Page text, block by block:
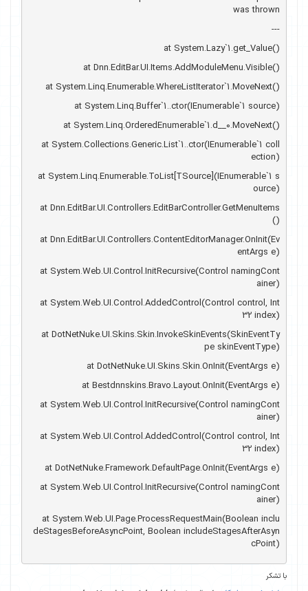
was thrown
   at System.Lazy`1.get_Value()
   at Dnn.EditBar.UI.Items.AddModuleMenu.Visible()
   at System.Linq.Enumerable.WhereListIterator`1.MoveNext()
   at System.Linq.Buffer`1..ctor(IEnumerable`1 source)
   at System.Linq.OrderedEnumerable`1.d__0.MoveNext()
   at System.Collections.Generic.List`1..ctor(IEnumerable`1 coll
ection)
   at System.Linq.Enumerable.ToList[TSource](IEnumerable`1 s
ource)
   at Dnn.EditBar.UI.Controllers.EditBarController.GetMenuItems
   at Dnn.EditBar.UI.Controllers.ContentEditorManager.OnInit(Ev
entArgs e)
   at System.Web.UI.Control.InitRecursive(Control namingCont
ainer)
   at System.Web.UI.Control.AddedControl(Control control, Int
32 index)
   at DotNetNuke.UI.Skins.Skin.InvokeSkinEvents(SkinEventTy
pe skinEventType)
   at DotNetNuke.UI.Skins.Skin.OnInit(EventArgs e)
   at Bestdnnskins.Bravo.Layout.OnInit(EventArgs e)
   at System.Web.UI.Control.InitRecursive(Control namingCont
ainer)
   at System.Web.UI.Control.AddedControl(Control control, Int
32 index)
   at DotNetNuke.Framework.DefaultPage.OnInit(EventArgs e)
   at System.Web.UI.Control.InitRecursive(Control namingCont
ainer)
   at System.Web.UI.Page.ProcessRequestMain(Boolean inclu
deStagesBeforeAsyncPoint, Boolean includeStagesAfterAsyn
cPoint)
با تشکر